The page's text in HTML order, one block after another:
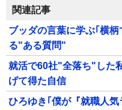
関連記事
ブッダの言葉に学ぶ｢横
る"ある質問"
就活で60社"全落ち"した
げて得た自信
ひろゆき｢僕が『就職人